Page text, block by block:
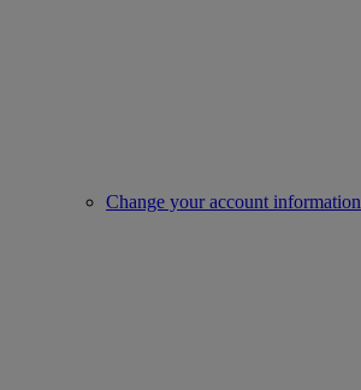
Change your account information